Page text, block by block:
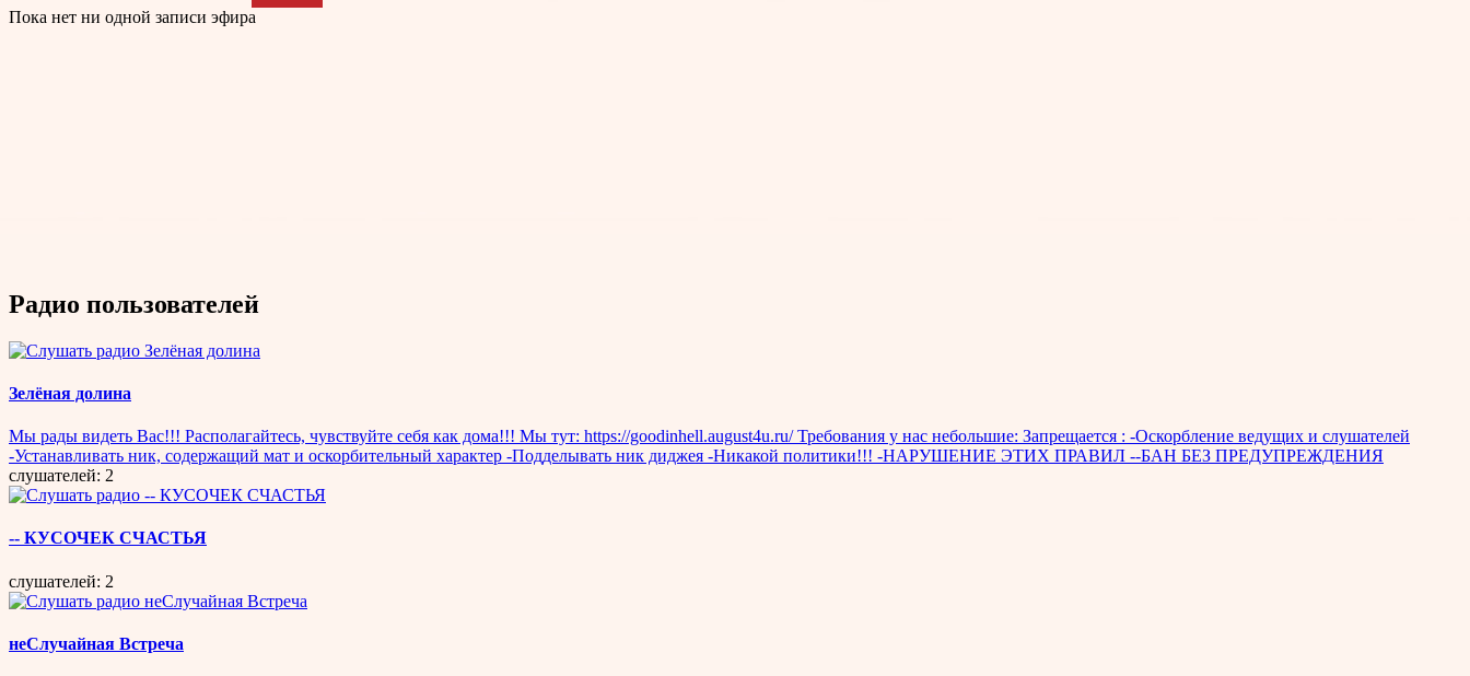
Пока нет ни одной записи эфира
Радио пользователей
Зелёная долина
Мы рады видеть Вас!!! Располагайтесь, чувствуйте себя как дома!!! Мы тут: https://goodinhell.august4u.ru/ Требования у нас небольшие: Запрещается : -Оскорбление ведущих и слушателей
-Устанавливать ник, содержащий мат и оскорбительный характер -Подделывать ник диджея -Никакой политики!!! -НАРУШЕНИЕ ЭТИХ ПРАВИЛ --БАН БЕЗ ПРЕДУПРЕЖДЕНИЯ
слушателей: 2
-- КУСОЧЕК СЧАСТЬЯ
слушателей: 2
неСлучайная Встреча